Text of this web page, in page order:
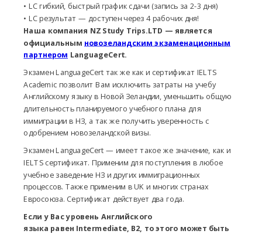
• LC гибкий, быстрый график сдачи (запись за 2-3 дня)
• LC результат — доступен через 4 рабочих дня!
Наша компания NZ Study Trips.LTD — является
официальным новозеландским экзаменационным
партнером LanguageCert.
Экзамен LanguageCert так же как и сертификат IELTS
Academic позволит Вам исключить затраты на учебу
Английскому языку в Новой Зеландии, уменьшить общую
длительность планируемого учебного плана для
иммиграции в НЗ, а так же получить уверенность с
одобрением новозеландской визы.
Экзамен LanguageCert — имеет такое же значение, как и
IELTS сертификат. Применим для поступления в любое
учебное заведение НЗ и других иммиграционных
процессов. Также применим в UK и многих странах
Евросоюза. Сертификат действует два года.
Если у Вас уровень Английского
языка равен Intermediate, В2, то этого может быть